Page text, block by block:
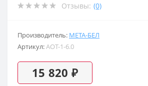
Отзывы: (0)
Производитель: МЕТА-БЕЛ
Артикул:AOT-1-6.0
15 820 ₽